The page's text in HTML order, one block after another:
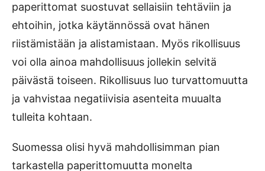
paperittomat suostuvat sellaisiin tehtäviin ja
ehtoihin, jotka käytännössä ovat hänen
riistämistään ja alistamistaan. Myös rikollisuus
voi olla ainoa mahdollisuus jollekin selvitä
päivästä toiseen. Rikollisuus luo turvattomuutta
ja vahvistaa negatiivisia asenteita muualta
tulleita kohtaan.
Suomessa olisi hyvä mahdollisimman pian
tarkastella paperittomuutta monelta